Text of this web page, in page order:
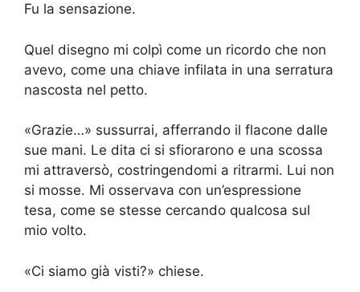
Fu la sensazione.
Quel disegno mi colpì come un ricordo che non
avevo, come una chiave infilata in una serratura
nascosta nel petto.
«Grazie…» sussurrai, afferrando il flacone dalle
sue mani. Le dita ci si sfiorarono e una scossa
mi attraversò, costringendomi a ritrarmi. Lui non
si mosse. Mi osservava con un’espressione
tesa, come se stesse cercando qualcosa sul
mio volto.
«Ci siamo già visti?» chiese.